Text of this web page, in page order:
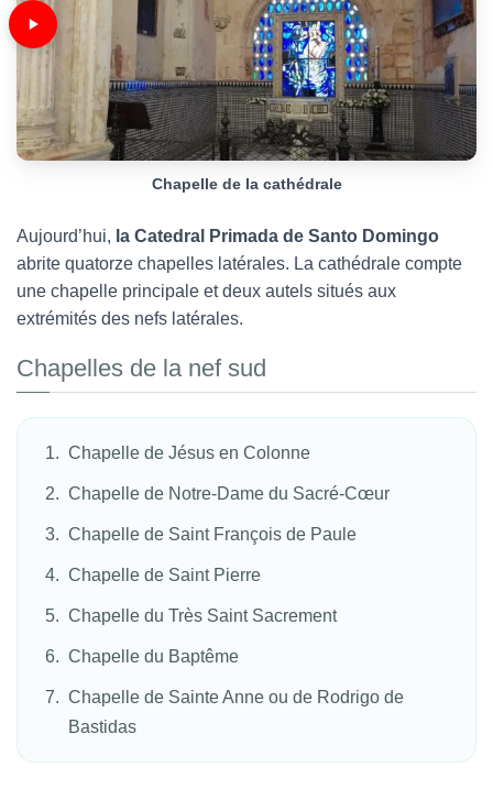
Chapelle de la cathédrale
Aujourd’hui, la Catedral Primada de Santo Domingo
abrite quatorze chapelles latérales. La cathédrale compte
une chapelle principale et deux autels situés aux
extrémités des nefs latérales.
Chapelles de la nef sud
Chapelle de Jésus en Colonne
Chapelle de Notre-Dame du Sacré-Cœur
Chapelle de Saint François de Paule
Chapelle de Saint Pierre
Chapelle du Très Saint Sacrement
Chapelle du Baptême
Chapelle de Sainte Anne ou de Rodrigo de
Bastidas